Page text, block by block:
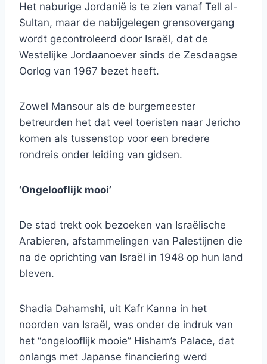
Het naburige Jordanië is te zien vanaf Tell al-
Sultan, maar de nabijgelegen grensovergang
wordt gecontroleerd door Israël, dat de
Westelijke Jordaanoever sinds de Zesdaagse
Oorlog van 1967 bezet heeft.
Zowel Mansour als de burgemeester
betreurden het dat veel toeristen naar Jericho
komen als tussenstop voor een bredere
rondreis onder leiding van gidsen.
‘Ongelooflijk mooi’
De stad trekt ook bezoeken van Israëlische
Arabieren, afstammelingen van Palestijnen die
na de oprichting van Israël in 1948 op hun land
bleven.
Shadia Dahamshi, uit Kafr Kanna in het
noorden van Israël, was onder de indruk van
het “ongelooflijk mooie” Hisham’s Palace, dat
onlangs met Japanse financiering werd